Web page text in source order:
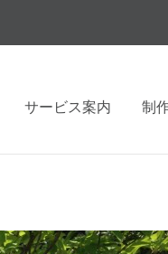
サービス案内 制